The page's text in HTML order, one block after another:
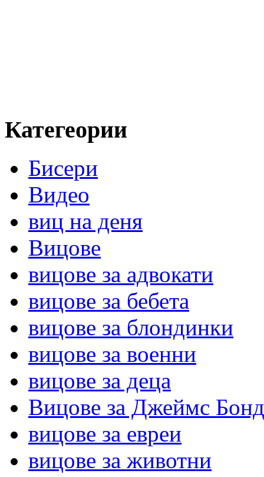
Категеории
Бисери
Видео
виц на деня
Вицове
вицове за адвокати
вицове за бебета
вицове за блондинки
вицове за военни
вицове за деца
Вицове за Джеймс Бонд
вицове за евреи
вицове за животни